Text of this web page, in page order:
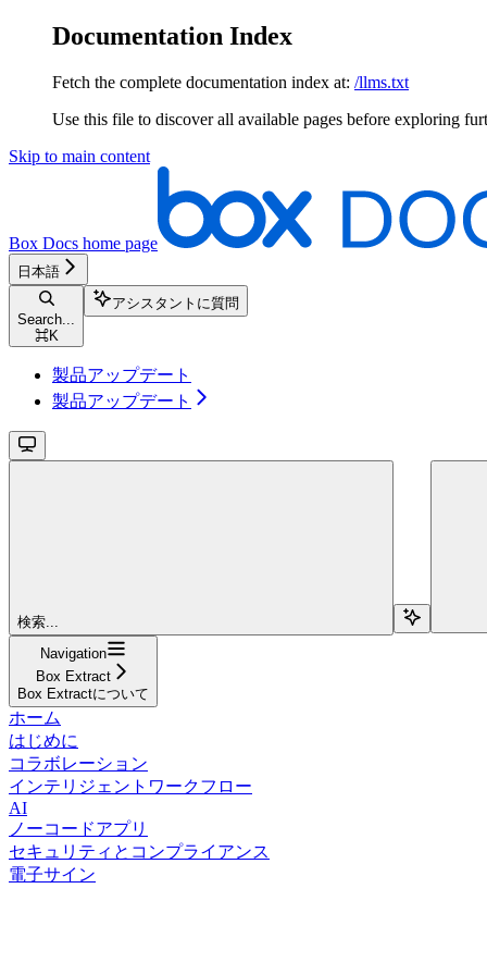
Documentation Index
Fetch the complete documentation index at: /llms.txt
Use this file to discover all available pages before exploring
Skip to main content
Box Docs home page
日本語
Search...
⌘K
アシスタントに質問
製品アップデート
製品アップデート
検索...
Navigation
Box Extract
Box Extractについて
ホーム
はじめに
コラボレーション
インテリジェントワークフロー
AI
ノーコードアプリ
セキュリティとコンプライアンス
電子サイン